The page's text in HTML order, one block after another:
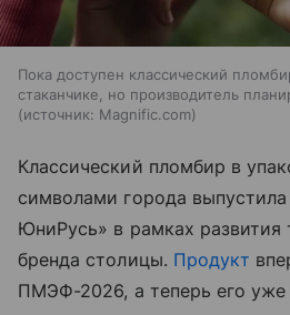
Пока доступен классический
стаканчике, но производитель
источник: Magnific.com
Классический пломбир в
символами города
ЮниРусь» в рамках развития
бренда столицы. Продукт
ПМЭФ-2026, а теперь его